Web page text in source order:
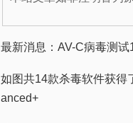
最新消息：AV-C病毒测
如图共14款杀毒软件获得
anced+